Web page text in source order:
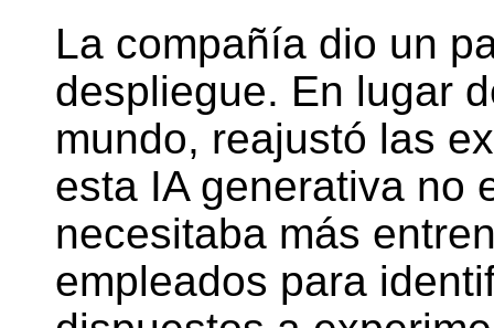
La compañía dio un
despliegue. En lugar
mundo, reajustó las
esta IA generativa no
necesitaba más
empleados para